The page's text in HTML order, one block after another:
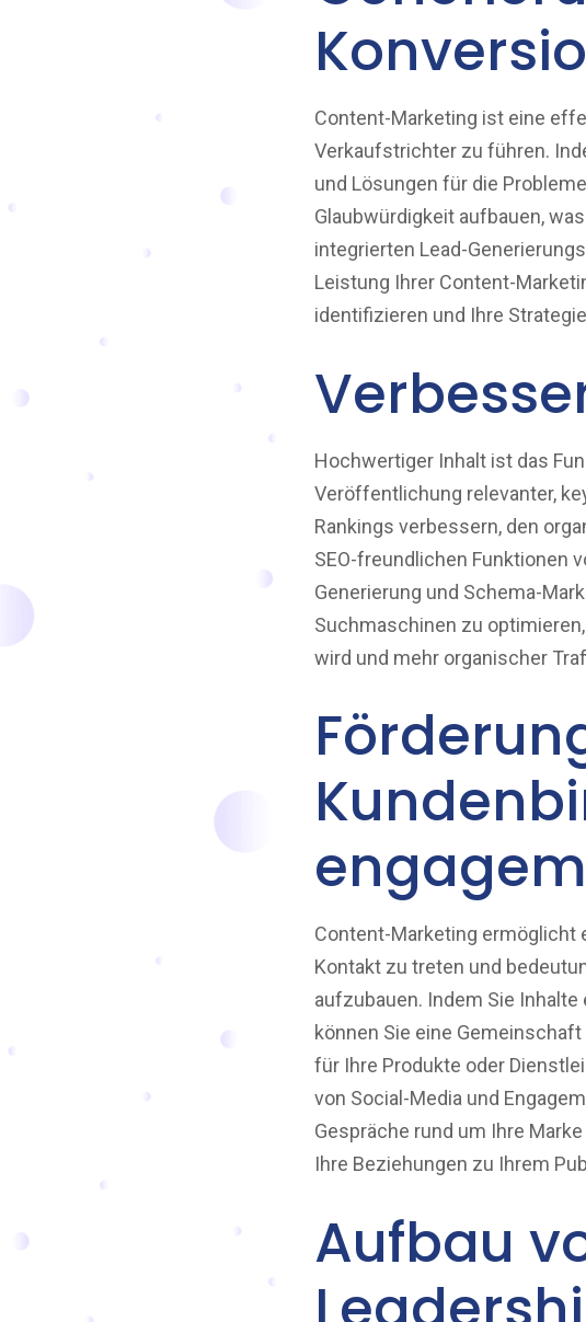
Content-Marketing ist eine
Verkaufstrichter zu führen.
und Lösungen für die
Glaubwürdigkeit aufbauen,
integrierten Lead-
Leistung Ihrer Content-
identifizieren und Ihre
Hochwertiger Inhalt ist das
Veröffentlichung relevanter,
Rankings verbessern, den
SEO-freundlichen Funktionen
Generierung und Schema-
Suchmaschinen zu
wird und mehr organischer
Content-Marketing ermöglicht
Kontakt zu treten und
aufzubauen. Indem Sie
können Sie eine
für Ihre Produkte oder
von Social-Media und
Gespräche rund um Ihre
Ihre Beziehungen zu Ihrem
Aufbau